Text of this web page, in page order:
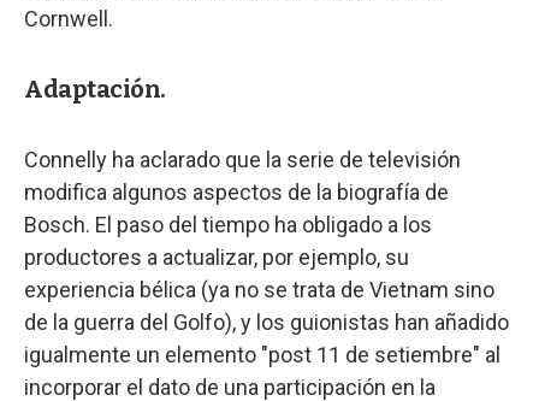
Cornwell.
Adaptación.
Connelly ha aclarado que la serie de televisión
modifica algunos aspectos de la biografía de
Bosch. El paso del tiempo ha obligado a los
productores a actualizar, por ejemplo, su
experiencia bélica (ya no se trata de Vietnam sino
de la guerra del Golfo), y los guionistas han añadido
igualmente un elemento "post 11 de setiembre" al
incorporar el dato de una participación en la